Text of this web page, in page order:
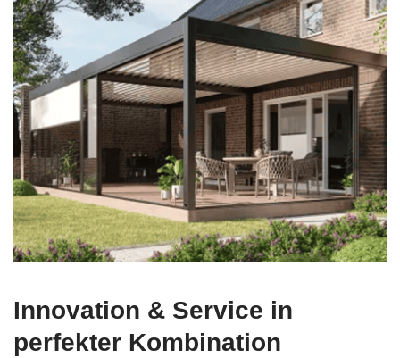
Innovation & Service in
perfekter Kombination